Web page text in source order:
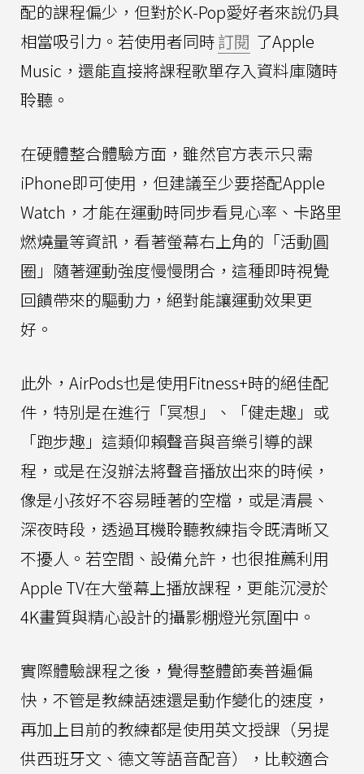
配的課程偏少，但對於K-Pop愛好者來說仍具
相當吸引力。若使用者同時訂閱 了Apple
Music，還能直接將課程歌單存入資料庫隨時
聆聽。
在硬體整合體驗方面，雖然官方表示只需
iPhone即可使用，但建議至少要搭配Apple
Watch，才能在運動時同步看見心率、卡路里
燃燒量等資訊，看著螢幕右上角的「活動圓
圈」隨著運動強度慢慢閉合，這種即時視覺
回饋帶來的驅動力，絕對能讓運動效果更
好。
此外，AirPods也是使用Fitness+時的絕佳配
件，特別是在進行「冥想」、「健走趣」或
「跑步趣」這類仰賴聲音與音樂引導的課
程，或是在沒辦法將聲音播放出來的時候，
像是小孩好不容易睡著的空檔，或是清晨、
深夜時段，透過耳機聆聽教練指令既清晰又
不擾人。若空間、設備允許，也很推薦利用
Apple TV在大螢幕上播放課程，更能沉浸於
4K畫質與精心設計的攝影棚燈光氛圍中。
實際體驗課程之後，覺得整體節奏普遍偏
快，不管是教練語速還是動作變化的速度，
再加上目前的教練都是使用英文授課（另提
供西班牙文、德文等語音配音），比較適合